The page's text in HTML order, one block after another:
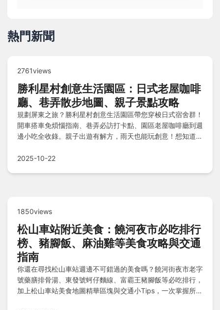
熱門新聞
2761views
勝利星村創意生活園區：日式老屋咖啡
廳、巷弄散步地圖、親子景點攻略
規劃屏東之旅？勝利星村創意生活園區帶您穿梭日式宿舍群！
開車搭車免煩惱指南、巷弄必訪打卡點、園區老屋咖啡廳到週
邊小吃全收錄。親子出遊有解方，雨天也能玩創意！想知道順
的新舊魅力。
2025-10-22
1850views
松山車站附近美食：饒河夜市必吃排行
榜、豬腳飯、麻油雞等美食攻略與交通
指南
你還在尋找松山車站週邊不可錯過的美食嗎？饒河街夜市老字
號藥膳排骨湯、東發號蚵仔麵線、富霸王豬腳飯等必吃排行，
加上松山車站美食地圖精華區塊與交通小Tips，一次掌握所有